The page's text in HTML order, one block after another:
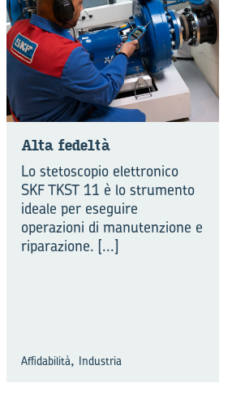
Alta fedeltà
Lo stetoscopio elettronico
SKF TKST 11 è lo strumento
ideale per eseguire
operazioni di manutenzione e
riparazione. [...]
Affidabilità, Industria